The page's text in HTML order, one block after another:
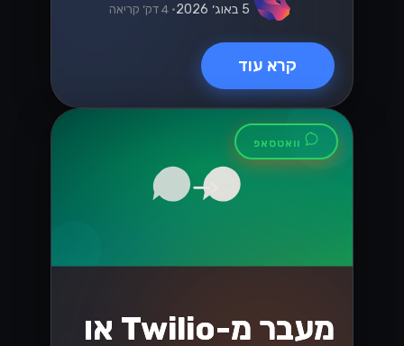
5 באוג׳ 2026 • 4 דק׳ קריאה
קרא עוד
וואטסאפ
מעבר מ-Twilio או